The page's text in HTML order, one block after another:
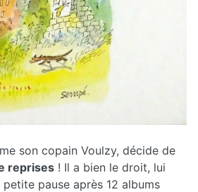
son copain Voulzy, décide de
reprises ! Il a bien le droit, lui
petite pause après 12 albums